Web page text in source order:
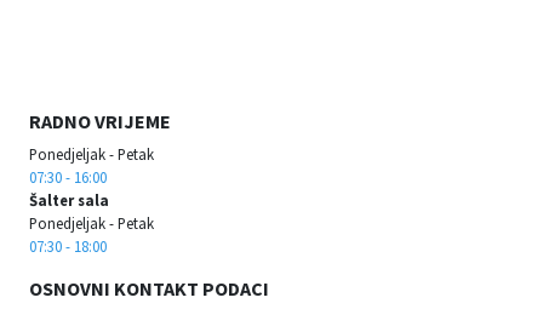
RADNO VRIJEME
Ponedjeljak - Petak
07:30 - 16:00
Šalter sala
Ponedjeljak - Petak
07:30 - 18:00
OSNOVNI KONTAKT PODACI